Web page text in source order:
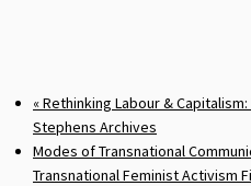
«Rethinking Labour &
Stephens Archives
Modes of Transnational
Transnational Feminist Activism